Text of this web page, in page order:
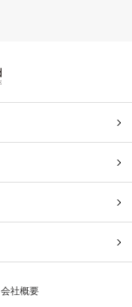
会社概要